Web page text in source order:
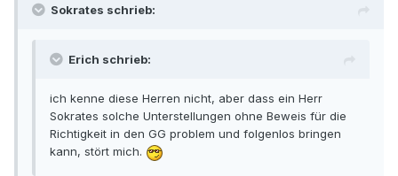
Sokrates schrieb:
Erich schrieb:
ich kenne diese Herren nicht, aber dass ein Herr
Sokrates solche Unterstellungen ohne Beweis für die
Richtigkeit in den GG problem und folgenlos bringen
kann, stört mich.